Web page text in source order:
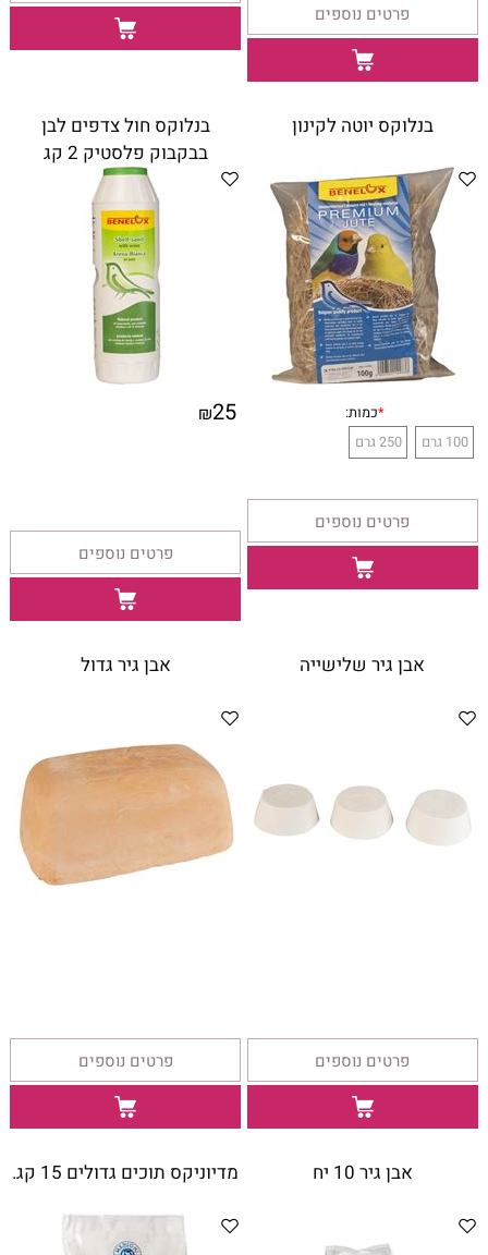
מידה:
פרטים נוספים
בנלוקס יוטה לקינון
פרטים נוספים
בנלוקס חול צדפים לבן
בבקבוק פלסטיק 2 קג
₪25
פרטים נוספים
אבן גיר שלישייה
פרטים נוספים
אבן גיר גדול
פרטים נוספים
אבן גיר 10 יח מדיוניקס תוכים גדולים 15 קג.